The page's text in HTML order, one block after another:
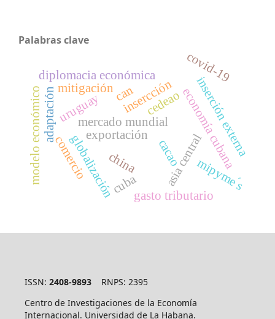
Palabras clave
cacao
mercado mundial
exportación
insercción
china asia central
diplomacia económica
economía cubana
inserción externa
globalización
covid-19
mitigación
adaptación
mipyme ́s
comercio
can
uruguay
gasto tributario
cuba
modelo económico cedeao
ISSN: 2408-9893RNPS: 2395
Centro de Investigaciones de la Economía
Internacional. Universidad de La Habana.